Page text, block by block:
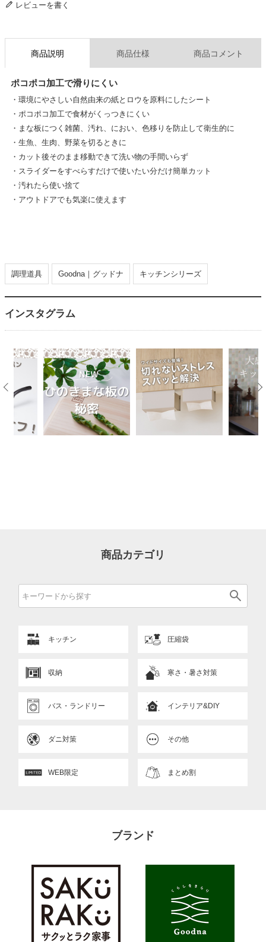
レビューを書く
商品説明 商品仕様 商品コメント
ポコポコ加工で滑りにくい
・環境にやさしい自然由来の紙とロウを原料にしたシート
・ポコポコ加工で食材がくっつきにくい
・まな板につく雑菌、汚れ、におい、色移りを防止して衛生的に
・生魚、生肉、野菜を切るときに
・カット後そのまま移動できて洗い物の手間いらず
・スライダーをすべらすだけで使いたい分だけ簡単カット
・汚れたら使い捨て
・アウトドアでも気楽に使えます
調理道具 Goodna｜グッドナ キッチンシリーズ
インスタグラム
商品カテゴリ
キッチン 圧縮袋
収納 寒さ・暑さ対策
バス・ランドリー インテリア&DIY
ダニ対策 その他
WEB限定 まとめ割
ブランド